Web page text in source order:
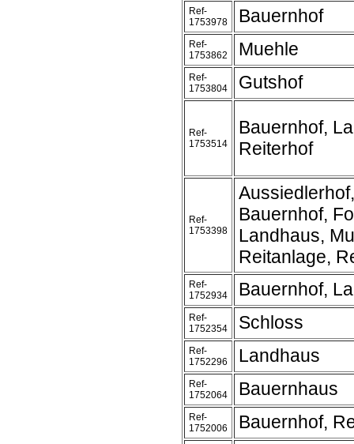
Ref-
1753978
Bauernhof
Ref-
1753862
Muehle
Ref-
1753804
Gutshof
Ref-
1753514
Bauernhof,
Reiterhof
Ref-
1753398
Bauernhof,
Landhaus,
Reitanlage,
Ref-
1752934
Bauernhof,
Ref-
1752354
Schloss
Ref-
1752296
Landhaus
Ref-
1752064
Bauernhaus
Ref-
1752006
Bauernhof,